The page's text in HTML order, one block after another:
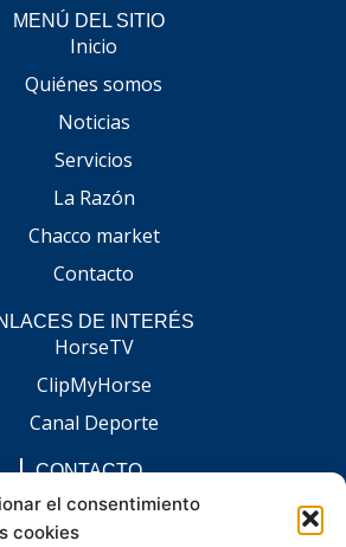
el consentimiento
cookies
MENÚ DEL SITIO
Inicio
Quiénes somos
Noticias
Servicios
La Razón
Chacco market
Contacto
DE INTERÉS
HorseTV
ClipMyHorse
Canal Deporte
CONTACTO